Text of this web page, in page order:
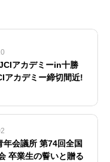
アカデミーin十勝
アカデミー締切間近!
年会議所 第74回全国
卒業生の誓いと贈る